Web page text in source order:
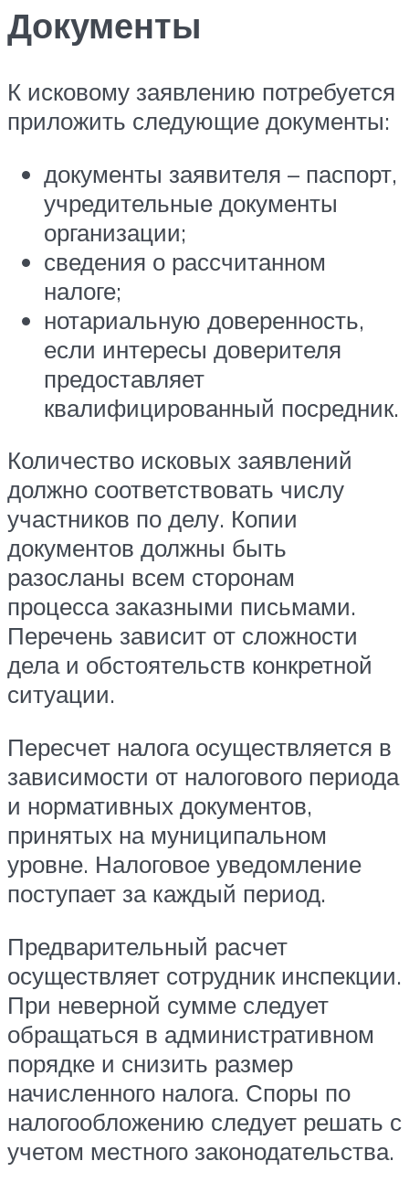
Документы
К исковому заявлению потребуется
приложить следующие документы:
документы заявителя – паспорт,
учредительные документы
организации;
сведения о рассчитанном
налоге;
нотариальную доверенность,
если интересы доверителя
предоставляет
квалифицированный посредник.
Количество исковых заявлений
должно соответствовать числу
участников по делу. Копии
документов должны быть
разосланы всем сторонам
процесса заказными письмами.
Перечень зависит от сложности
дела и обстоятельств конкретной
ситуации.
Пересчет налога осуществляется в
зависимости от налогового периода
и нормативных документов,
принятых на муниципальном
уровне. Налоговое уведомление
поступает за каждый период.
Предварительный расчет
осуществляет сотрудник инспекции.
При неверной сумме следует
обращаться в административном
порядке и снизить размер
начисленного налога. Споры по
налогообложению следует решать с
учетом местного законодательства.